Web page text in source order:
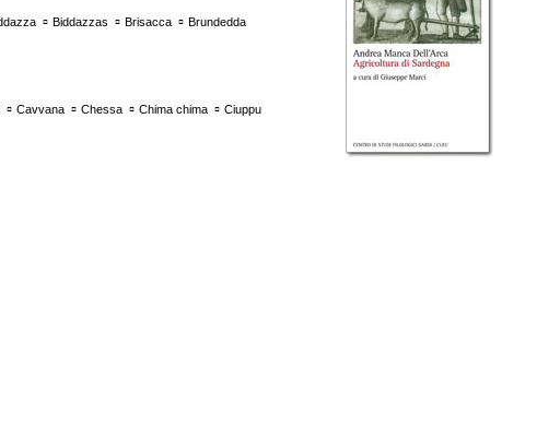
▫ Biddazzas ▫ Brisacca ▫ Brundedda
▫ Cavvana ▫ Chessa ▫ Chima chima ▫ Ciuppu